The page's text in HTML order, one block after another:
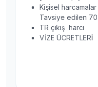
Kişisel
Tavsiye edilen
TR çıkış harcı
VİZE ÜCRETLERİ